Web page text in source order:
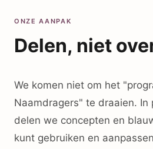
ONZE AANPAK
Delen, niet
We komen niet om het
Naamdragers" te draaien. In
delen we concepten en
kunt gebruiken en